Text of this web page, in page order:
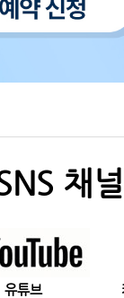
채널
유튜브